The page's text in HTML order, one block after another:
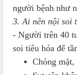
người bệnh như
3. Ai nên nội soi
- Người trên 40
soi tiêu hóa để
Chóng mặt,